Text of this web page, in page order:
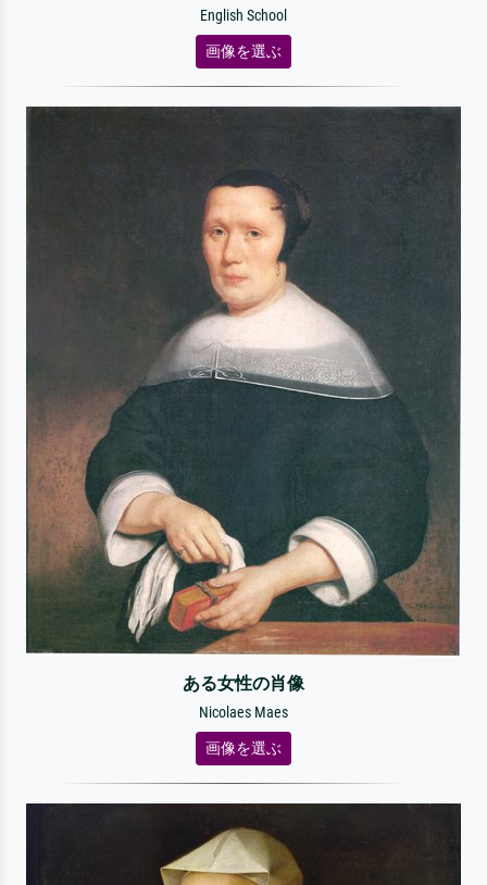
English School
画像を選ぶ
ある女性の肖像
Nicolaes Maes
画像を選ぶ